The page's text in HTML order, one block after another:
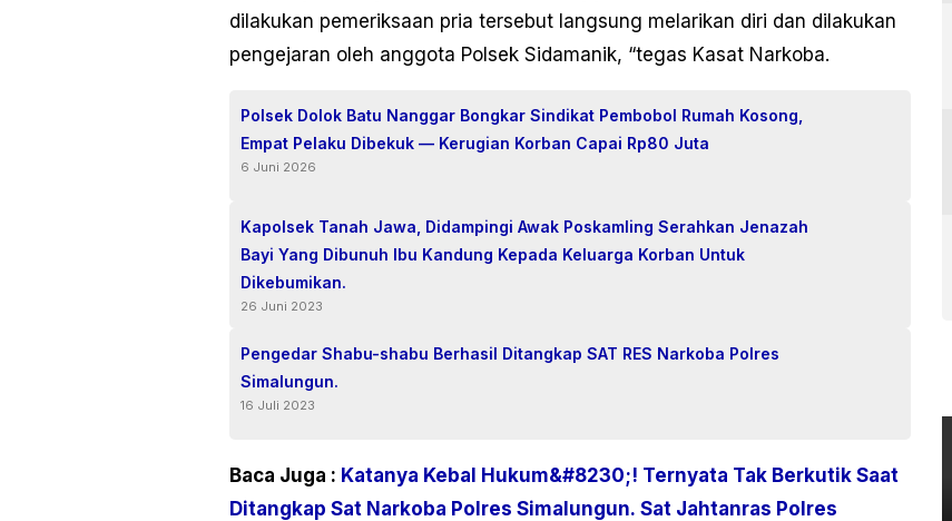
dilakukan pemeriksaan pria tersebut langsung melarikan diri dan dilakukan
pengejaran oleh anggota Polsek Sidamanik, “tegas Kasat Narkoba.
Polsek Dolok Batu Nanggar Bongkar Sindikat Pembobol Rumah Kosong,
Empat Pelaku Dibekuk — Kerugian Korban Capai Rp80 Juta
6 Juni 2026
Kapolsek Tanah Jawa, Didampingi Awak Poskamling Serahkan Jenazah
Bayi Yang Dibunuh Ibu Kandung Kepada Keluarga Korban Untuk
Dikebumikan.
26 Juni 2023
Pengedar Shabu-shabu Berhasil Ditangkap SAT RES Narkoba Polres
Simalungun.
16 Juli 2023
Baca Juga : Katanya Kebal Hukum&#8230;! Ternyata Tak Berkutik Saat
Ditangkap Sat Narkoba Polres Simalungun. Sat Jahtanras Polres